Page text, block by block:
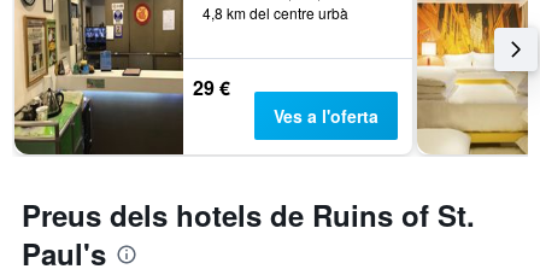
4,8 km del centre urbà
29 €
Ves a l'oferta
Preus dels hotels de Ruins of St.
Paul's